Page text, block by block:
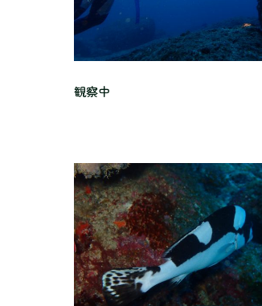
観察中